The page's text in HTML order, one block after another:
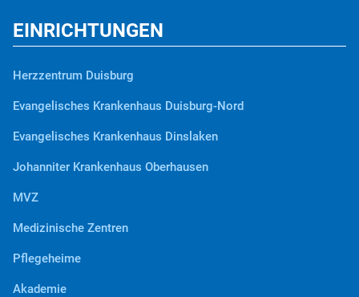
EINRICHTUNGEN
Herzzentrum Duisburg
Evangelisches Krankenhaus Duisburg-Nord
Evangelisches Krankenhaus Dinslaken
Johanniter Krankenhaus Oberhausen
MVZ
Medizinische Zentren
Pflegeheime
Akademie